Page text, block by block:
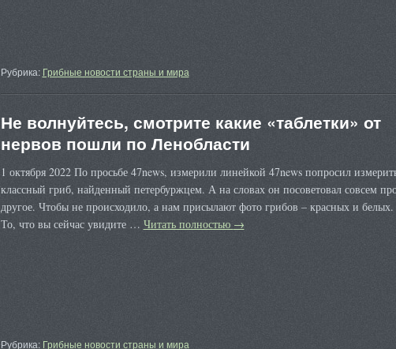
Рубрика: Грибные новости страны и мира
Не волнуйтесь, смотрите какие «таблетки» от
нервов пошли по Ленобласти
1 октября 2022 По просьбе 47news, измерили линейкой 47news попросил
классный гриб, найденный петербуржцем. А на словах он посоветовал совсем
другое. Чтобы не происходило, а нам присылают фото грибов – красных и белых.
То, что вы сейчас увидите … Читать полностью →
Рубрика: Грибные новости страны и мира